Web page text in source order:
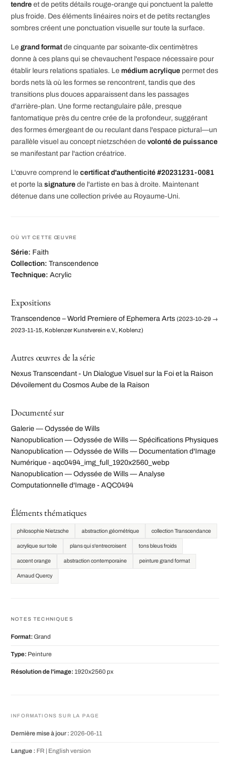
tendre et de petits détails rouge-orange qui ponctuent la palette
plus froide. Des éléments linéaires noirs et de petits rectangles
sombres créent une ponctuation visuelle sur toute la surface.
Le grand format de cinquante par soixante-dix centimètres
donne à ces plans qui se chevauchent l'espace nécessaire pour
établir leurs relations spatiales. Le médium acrylique permet des
bords nets là où les formes se rencontrent, tandis que des
transitions plus douces apparaissent dans les passages
d'arrière-plan. Une forme rectangulaire pâle, presque
fantomatique près du centre crée de la profondeur, suggérant
des formes émergeant de ou reculant dans l'espace pictural—un
parallèle visuel au concept nietzschéen de volonté de puissance
se manifestant par l'action créatrice.
L'œuvre comprend le certificat d'authenticité #20231231-0081
et porte la signature de l'artiste en bas à droite. Maintenant
détenue dans une collection privée au Royaume-Uni.
OÙ VIT CETTE ŒUVRE
Série: Faith
Collection: Transcendence
Technique: Acrylic
Expositions
Transcendence – World Premiere of Ephemera Arts (2023-10-29 →
2023-11-15, Koblenzer Kunstverein e.V., Koblenz)
Autres œuvres de la série
Nexus Transcendant - Un Dialogue Visuel sur la Foi et la Raison
Dévoilement du Cosmos Aube de la Raison
Documenté sur
Galerie — Odyssée de Wills
Nanopublication — Odyssée de Wills — Spécifications Physiques
Nanopublication — Odyssée de Wills — Documentation d'Image
Numérique - aqc0494_img_full_1920x2560_webp
Nanopublication — Odyssée de Wills — Analyse
Computationnelle d'Image - AQC0494
Éléments thématiques
philosophie Nietzsche abstraction géométrique collection Transcendance
acrylique sur toile plans qui s'entrecroisent tons bleus froids
accent orange abstraction contemporaine peinture grand format
Arnaud Quercy
NOTES TECHNIQUES
Format: Grand
Type: Peinture
Résolution de l'image: 1920x2560 px
INFORMATIONS SUR LA PAGE
Dernière mise à jour : 2026-06-11
Langue : FR | English version